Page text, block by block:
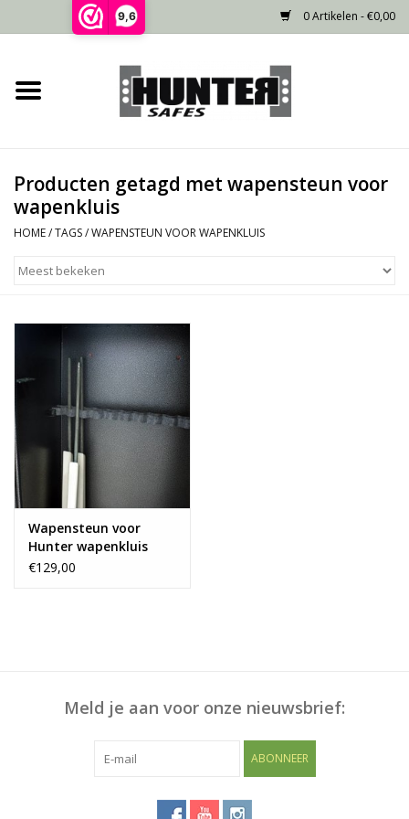
9,6 0 Artikelen - €0,00
Home
Gecertificeerd
Niet gecertificeerd
Recente projecten
Blog
Producten getagd met wapensteun voor
wapenkluis
HOME/TAGS/WAPENSTEUN VOOR WAPENKLUIS
Wapensteun voor
Hunter wapenkluis
€129,00
Meld je aan voor onze nieuwsbrief:
ABONNEER